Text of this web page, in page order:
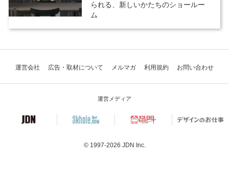
られる、新しいかたちのショールー
ム
運営会社 広告・取材について メルマガ 利用規約 お問い合わせ
運営メディア
© 1997-2026 JDN Inc.